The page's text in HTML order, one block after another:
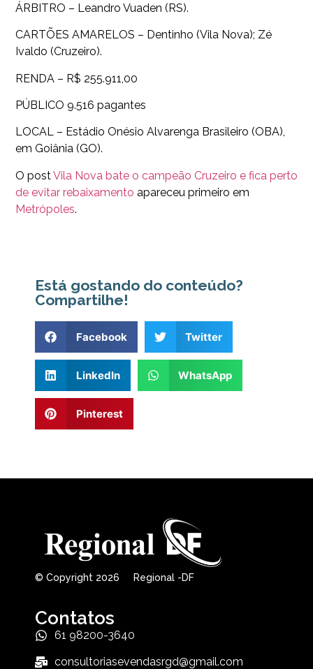
ÁRBITRO – Leandro Vuaden (RS).
CARTÕES AMARELOS – Dentinho (Vila Nova); Zé
Ivaldo (Cruzeiro).
RENDA – R$ 255.911,00
PÚBLICO 9.516 pagantes
LOCAL – Estádio Onésio Alvarenga Brasileiro (OBA),
em Goiânia (GO).
O postVila Nova bate o campeão Cruzeiro e fica perto
de evitar rebaixamento apareceu primeiro em
Metrópoles.
Está gostando do conteúdo?
Compartilhe!
Facebook Twitter
LinkedIn WhatsApp
Pinterest
© Copyright 2026 Regional -DF
Contatos
61 98200-3640
consultoriasevendasrgd@gmail.com